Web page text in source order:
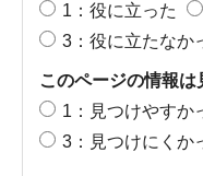
1：役に立った
3：役に立たなか
このページの情報は
1：見つけやすか
3：見つけにくか